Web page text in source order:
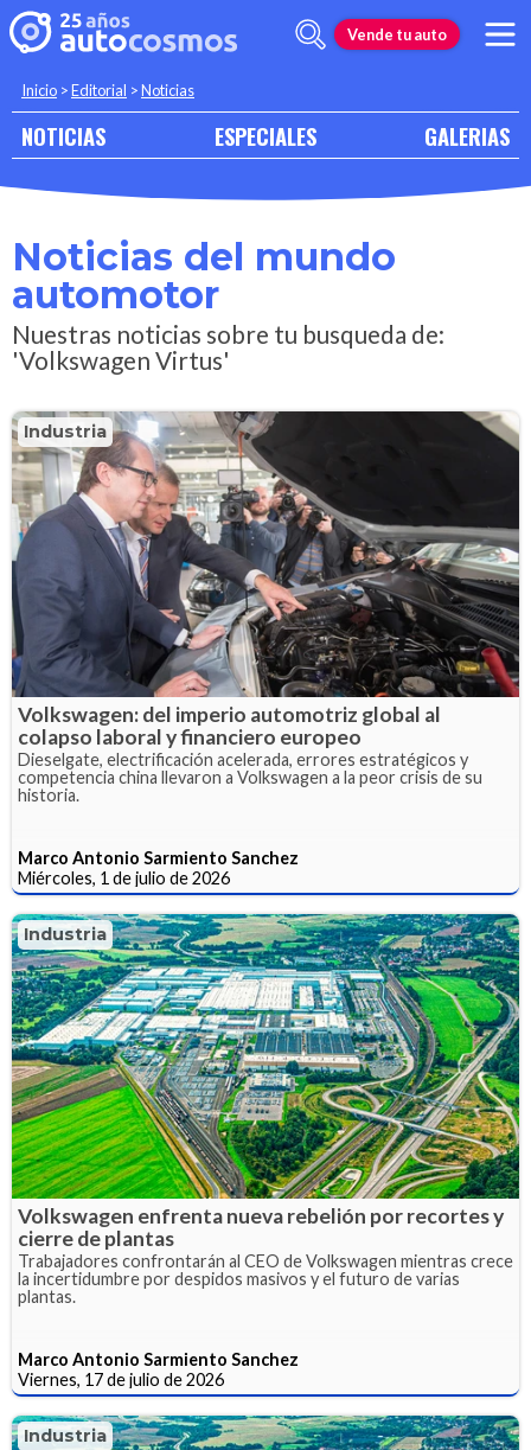
Vende tu auto
Inicio >Editorial >Noticias
NOTICIAS ESPECIALES GALERIAS
Noticias del mundo
automotor
Nuestras noticias sobre tu busqueda de:
'Volkswagen Virtus'
Industria
Volkswagen: del imperio automotriz global al
colapso laboral y financiero europeo
Dieselgate, electrificación acelerada, errores estratégicos y
competencia china llevaron a Volkswagen a la peor crisis de su
historia.
Marco Antonio Sarmiento Sanchez
Miércoles, 1 de julio de 2026
Industria
Volkswagen enfrenta nueva rebelión por recortes y
cierre de plantas
Trabajadores confrontarán al CEO de Volkswagen mientras crece
la incertidumbre por despidos masivos y el futuro de varias
plantas.
Marco Antonio Sarmiento Sanchez
Viernes, 17 de julio de 2026
Industria